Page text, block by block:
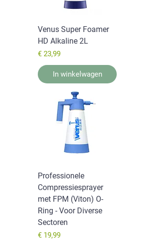
Venus Super Foamer
HD Alkaline 2L
Prijs
€ 23,99
In winkelwagen
Professionele
Compressiesprayer
met FPM (Viton) O-
Ring - Voor Diverse
Sectoren
Prijs
€ 19,99